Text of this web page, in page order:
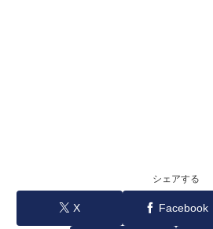
シェアする
X Facebook